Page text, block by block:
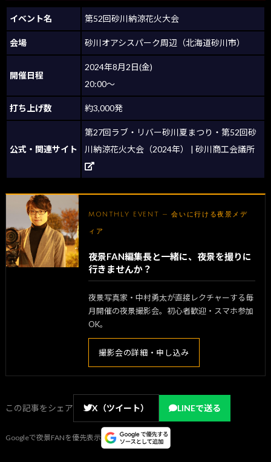
イベント名 第52回砂川納涼花火大会
会場 砂川オアシスパーク周辺（北海道砂川市）
開催日程
2024年8月2日(金)
20:00～
打ち上げ数 約3,000発
公式・関連サイト
第27回ラブ・リバー砂川夏まつり・第52回砂
川納涼花火大会（2024年） | 砂川商工会議所
MONTHLY EVENT — 会いに行ける夜景メデ
ィア
夜景FAN編集長と一緒に、夜景を撮りに
行きませんか？
夜景写真家・中村勇太が直接レクチャーする毎
月開催の夜景撮影会。初心者歓迎・スマホ参加
OK。
撮影会の詳細・申し込み
この記事をシェア X（ツイート） LINEで送る
Googleで夜景FANを優先表示